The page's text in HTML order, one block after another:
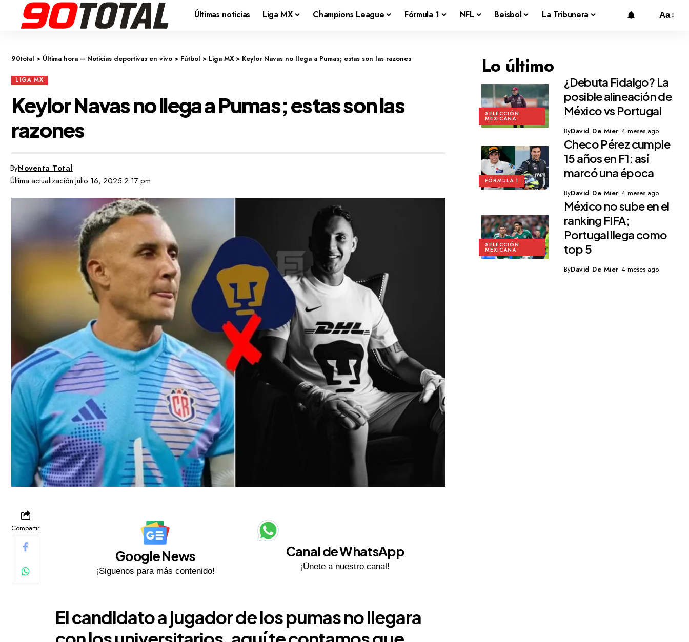
Últimas noticias Liga MX Champions League Fórmula 1 NFL Beisbol La Tribunera Aa
90total > Última hora – Noticias deportivas en vivo > Fútbol > Liga MX > Keylor Navas no llega a Pumas; estas son las razones
LIGA MX
Keylor Navas no llega a Pumas; estas son las
razones
Última actualización julio 16, 2025 2:17 pm
ByNoventa Total
Compartir
Google News
¡Siguenos para más contenido!
Canal de WhatsApp
¡Únete a nuestro canal!
El candidato a jugador de los pumas no llegara
Lo último
SELECCIÓN
MEXICANA
¿Debuta Fidalgo? La
posible alineación de
México vs Portugal
ByDavid De Mier 4 meses ago
FÓRMULA 1
Checo Pérez cumple
15 años en F1: así
marcó una época
ByDavid De Mier 4 meses ago
SELECCIÓN
MEXICANA
México no sube en el
ranking FIFA;
Portugal llega como
top 5
ByDavid De Mier 4 meses ago